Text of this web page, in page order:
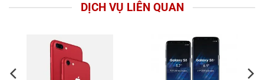
DỊCH VỤ LIÊN QUAN